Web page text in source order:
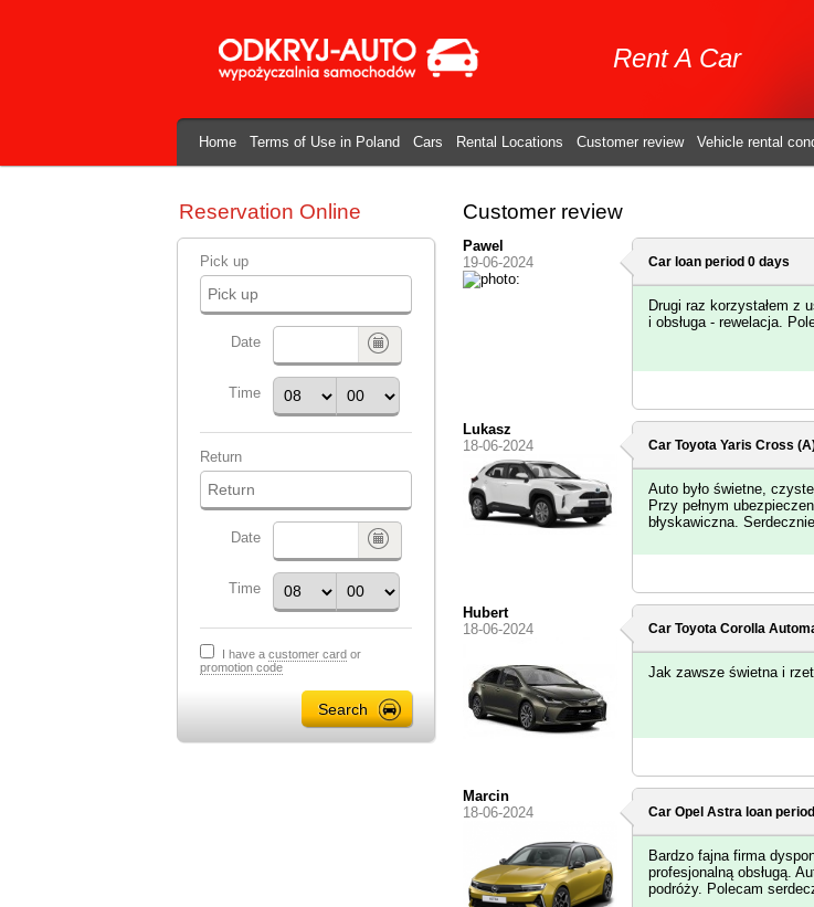
Rent A Car
Home Terms of Use in Poland Cars Rental Locations Customer review Vehicle rental
Reservation Online
Pick up
Date
Time
Return
Date
Time
I have a customer card or
promotion code
Customer review
Pawel
19-06-2024
Car loan period 0 days
Drugi raz korzystałem z
i obsługa - rewelacja.
Lukasz
18-06-2024
Car Toyota Yaris Cross
Auto było świetne,
Przy pełnym
błyskawiczna.
Hubert
18-06-2024
Car Toyota Corolla
Jak zawsze świetna i
Marcin
18-06-2024
Car Opel Astra loan
Bardzo fajna firma
profesjonalną obsługą.
podróży. Polecam